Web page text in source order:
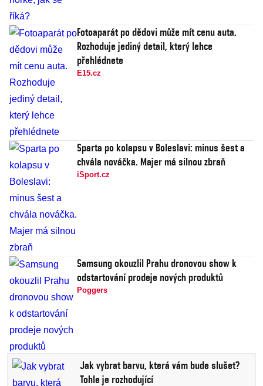
Fotoaparát po dědovi může mít cenu auta.
Rozhoduje jediný detail, který lehce
přehlédnete
E15.cz
Sparta po kolapsu v Boleslavi: minus šest a
chvála nováčka. Majer má silnou zbraň
iSport.cz
Samsung okouzlil Prahu dronovou show k
odstartování prodeje nových produktů
Poggers
Jak vybrat barvu, která vám bude slušet?
Tohle je rozhodující